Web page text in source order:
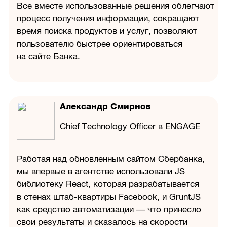
Все вместе использованные решения облегчают
процесс получения информации, сокращают
время поиска продуктов и услуг, позволяют
пользователю быстрее ориентироваться
на сайте Банка.
Александр Смирнов
Chief Technology Officer в ENGAGE
Работая над обновленным сайтом Сбербанка,
мы впервые в агентстве использовали JS
библиотеку React, которая разрабатывается
в стенах штаб-квартиры Facebook, и GruntJS
как средство автоматизации — что принесло
свои результаты и сказалось на скорости